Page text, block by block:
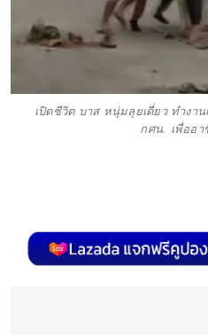
เปิดชีวิต บาส หนุ่มลุยเดี่ยว ทำงาน
กศน. เพื่ออ